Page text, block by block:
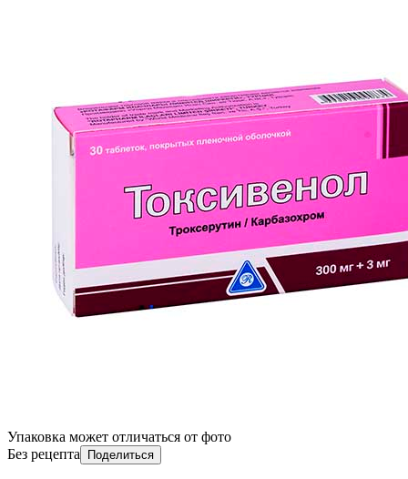
Упаковка может отличаться от фото
Без рецепта
Поделиться